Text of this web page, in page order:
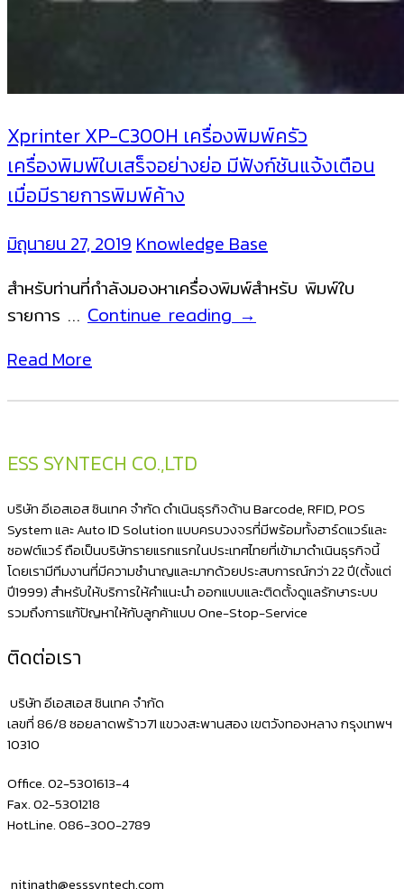
Xprinter XP-C300H เครื่องพิมพ์ครัว
เครื่องพิมพ์ใบเสร็จอย่างย่อ มีฟังก์ชันแจ้งเตือน
เมื่อมีรายการพิมพ์ค้าง
มิถุนายน 27, 2019Knowledge Base
สำหรับท่านที่กำลังมองหาเครื่องพิมพ์สำหรับ พิมพ์ใบ
รายการ … Continue readingXprinter
เครื่องพิมพ์
เสร็จ
อย่าง
ย่อ
มี
ฟังก์ชัน
มี
→
Read More
ESS SYNTECH CO.,LTD
บริษัท อีเอสเอส ซินเทค จำกัด ดำเนินธุรกิจด้าน Barcode, RFID, POS
System และ Auto ID Solution แบบครบวงจรที่มีพร้อมทั้งฮาร์ดแวร์และ
ซอฟต์แวร์ ถือเป็นบริษัทรายแรกแรกในประเทศไทยที่เข้ามาดำเนินธุรกิจนี้
โดยเรามีทีมงานที่มีความชำนาญและมากด้วยประสบการณ์กว่า 22 ปี(ตั้งแต่
ปี1999) สำหรับให้บริการให้คำแนะนำ ออกแบบและติดตั้งดูแลรักษาระบบ
รวมถึงการแก้ปัญหาให้กับลูกค้าแบบ One-Stop-Service
ติดต่อเรา
บริษัท อีเอสเอส ซินเทค จำกัด
เลขที่ 86/8 ซอยลาดพร้าว71 แขวงสะพานสอง เขตวังทองหลาง กรุงเทพฯ
10310
Office. 02-5301613-4
Fax. 02-5301218
HotLine. 086-300-2789
nitinath@esssyntech.com